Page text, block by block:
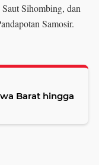
Sihombing, dan
Samosir.
Barat hingga